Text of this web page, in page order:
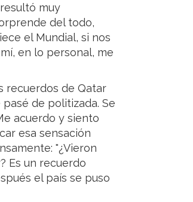
muy
del todo,
el Mundial, si nos
en lo personal, me
recuerdos de Qatar
de politizada. Se
acuerdo y siento
esa sensación
"¿Vieron
Es un recuerdo
el país se puso